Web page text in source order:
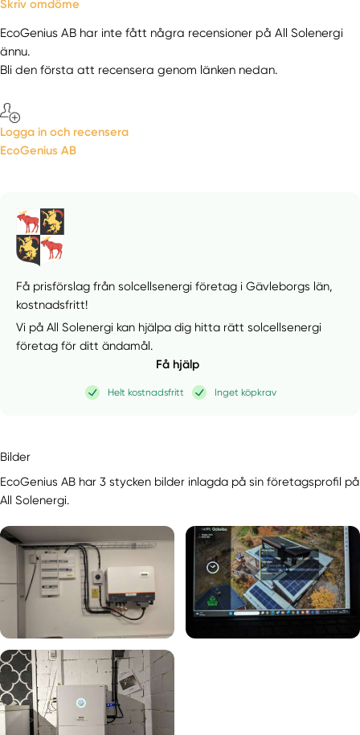
Skriv omdöme
EcoGenius AB har inte fått några recensioner på All Solenergi
ännu.
Bli den första att recensera genom länken nedan.
Logga in och recensera
EcoGenius AB
Få prisförslag från solcellsenergi företag i Gävleborgs län,
kostnadsfritt!
Vi på All Solenergi kan hjälpa dig hitta rätt solcellsenergi
företag för ditt ändamål.
Få hjälp
Helt kostnadsfritt Inget köpkrav
Bilder
EcoGenius AB har 3 stycken bilder inlagda på sin företagsprofil på
All Solenergi.